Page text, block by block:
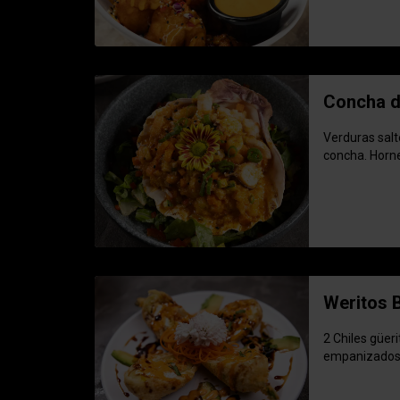
Concha
Verduras
concha.
Weritos
2 Chiles
empanizados.